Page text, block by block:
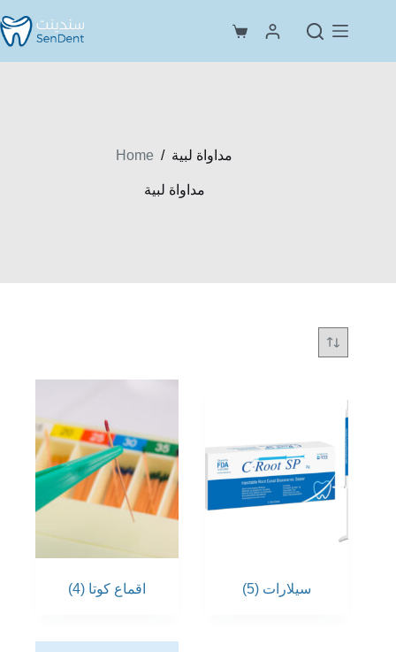
to
content
Shopping
Home / مداواة لبية
مداواة لبية
اقماع كوتا (4) سيلارات (5)